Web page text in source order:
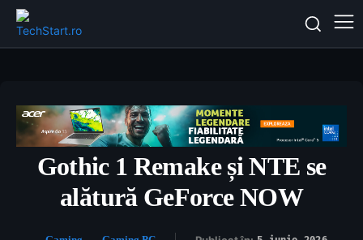
Gothic 1 Remake și NTE se
alătură GeForce NOW